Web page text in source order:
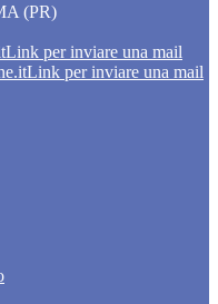
(PR)
Link per inviare una mail
Link per inviare una mail